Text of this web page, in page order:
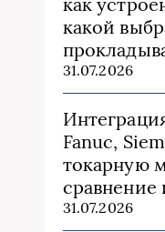
какой
31.07.2026
Fanuc,
токарную
сравнение
31.07.2026